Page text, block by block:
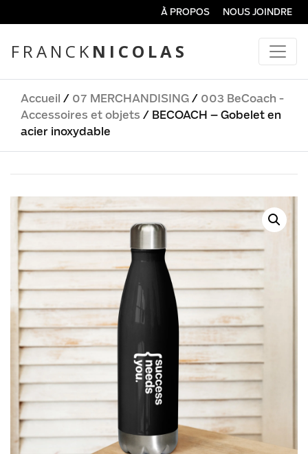
À PROPOS NOUS JOINDRE
FRANCK NICOLAS
Accueil / 07 MERCHANDISING/ 003 BeCoach -
Accessoires et objets / BECOACH – Gobelet en
acier inoxydable